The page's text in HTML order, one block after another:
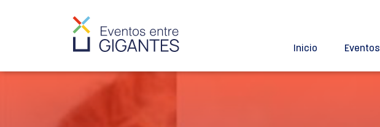
Inicio Eventos